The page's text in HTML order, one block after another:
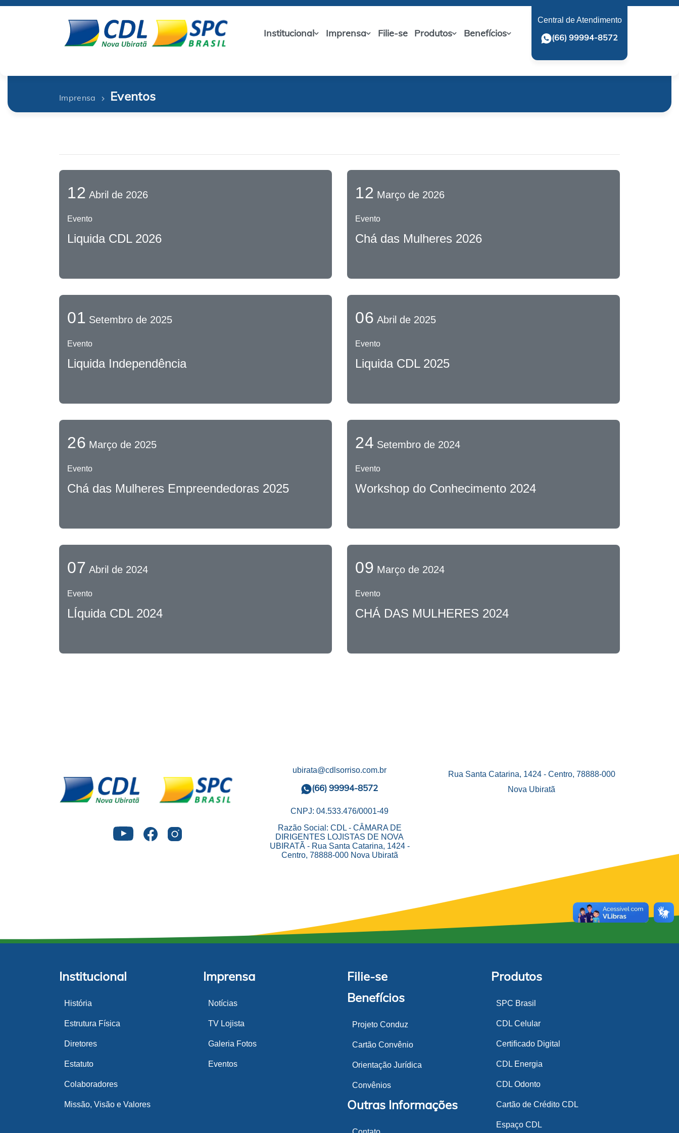
Institucional Imprensa Filie-se Produtos Benefícios
Central de Atendimento
(66) 99994-8572
Imprensa Eventos
12 Abril de 2026
Evento
Liquida CDL 2026
12 Março de 2026
Evento
Chá das Mulheres 2026
01 Setembro de 2025
Evento
Liquida Independência
06 Abril de 2025
Evento
Liquida CDL 2025
26 Março de 2025
Evento
Chá das Mulheres Empreendedoras 2025
24 Setembro de 2024
Evento
Workshop do Conhecimento 2024
07 Abril de 2024
Evento
LÍquida CDL 2024
09 Março de 2024
Evento
CHÁ DAS MULHERES 2024
ubirata@cdlsorriso.com.br
(66) 99994-8572
CNPJ: 04.533.476/0001-49
Razão Social: CDL - CÂMARA DE
DIRIGENTES LOJISTAS DE NOVA
UBIRATÃ - Rua Santa Catarina, 1424 -
Centro, 78888-000 Nova Ubiratã
Rua Santa Catarina, 1424 - Centro, 78888-000
Nova Ubiratã
Institucional
História
Estrutura Física
Diretores
Estatuto
Colaboradores
Missão, Visão e Valores
Imprensa
Notícias
TV Lojista
Galeria Fotos
Eventos
Filie-se
Benefícios
Projeto Conduz
Cartão Convênio
Orientação Jurídica
Convênios
Outras Informações
Produtos
SPC Brasil
CDL Celular
Certificado Digital
CDL Energia
CDL Odonto
Cartão de Crédito CDL
Espaço CDL